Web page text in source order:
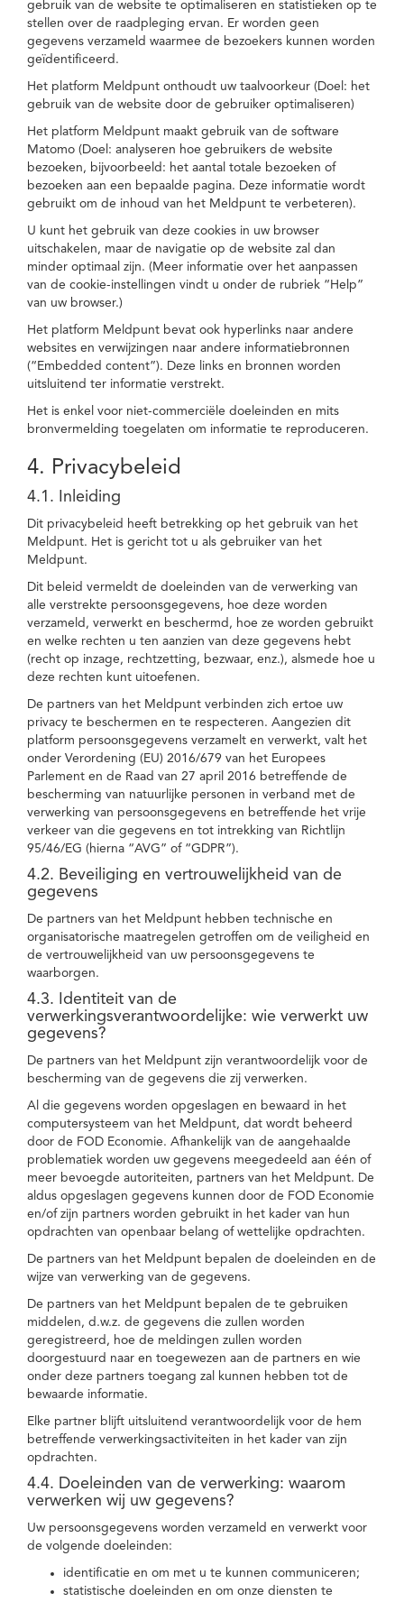
gebruik van de website te optimaliseren en statistieken op te
stellen over de raadpleging ervan. Er worden geen
gegevens verzameld waarmee de bezoekers kunnen worden
geïdentificeerd.
Het platform Meldpunt onthoudt uw taalvoorkeur (Doel: het
gebruik van de website door de gebruiker optimaliseren)
Het platform Meldpunt maakt gebruik van de software
Matomo (Doel: analyseren hoe gebruikers de website
bezoeken, bijvoorbeeld: het aantal totale bezoeken of
bezoeken aan een bepaalde pagina. Deze informatie wordt
gebruikt om de inhoud van het Meldpunt te verbeteren).
U kunt het gebruik van deze cookies in uw browser
uitschakelen, maar de navigatie op de website zal dan
minder optimaal zijn. (Meer informatie over het aanpassen
van de cookie-instellingen vindt u onder de rubriek “Help”
van uw browser.)
Het platform Meldpunt bevat ook hyperlinks naar andere
websites en verwijzingen naar andere informatiebronnen
(“Embedded content”). Deze links en bronnen worden
uitsluitend ter informatie verstrekt.
Het is enkel voor niet-commerciële doeleinden en mits
bronvermelding toegelaten om informatie te reproduceren.
4. Privacybeleid
4.1. Inleiding
Dit privacybeleid heeft betrekking op het gebruik van het
Meldpunt. Het is gericht tot u als gebruiker van het
Meldpunt.
Dit beleid vermeldt de doeleinden van de verwerking van
alle verstrekte persoonsgegevens, hoe deze worden
verzameld, verwerkt en beschermd, hoe ze worden gebruikt
en welke rechten u ten aanzien van deze gegevens hebt
(recht op inzage, rechtzetting, bezwaar, enz.), alsmede hoe u
deze rechten kunt uitoefenen.
De partners van het Meldpunt verbinden zich ertoe uw
privacy te beschermen en te respecteren. Aangezien dit
platform persoonsgegevens verzamelt en verwerkt, valt het
onder Verordening (EU) 2016/679 van het Europees
Parlement en de Raad van 27 april 2016 betreffende de
bescherming van natuurlijke personen in verband met de
verwerking van persoonsgegevens en betreffende het vrije
verkeer van die gegevens en tot intrekking van Richtlijn
95/46/EG (hierna “AVG” of “GDPR”).
4.2. Beveiliging en vertrouwelijkheid van de
gegevens
De partners van het Meldpunt hebben technische en
organisatorische maatregelen getroffen om de veiligheid en
de vertrouwelijkheid van uw persoonsgegevens te
waarborgen.
4.3. Identiteit van de
verwerkingsverantwoordelijke: wie verwerkt uw
gegevens?
De partners van het Meldpunt zijn verantwoordelijk voor de
bescherming van de gegevens die zij verwerken.
Al die gegevens worden opgeslagen en bewaard in het
computersysteem van het Meldpunt, dat wordt beheerd
door de FOD Economie. Afhankelijk van de aangehaalde
problematiek worden uw gegevens meegedeeld aan één of
meer bevoegde autoriteiten, partners van het Meldpunt. De
aldus opgeslagen gegevens kunnen door de FOD Economie
en/of zijn partners worden gebruikt in het kader van hun
opdrachten van openbaar belang of wettelijke opdrachten.
De partners van het Meldpunt bepalen de doeleinden en de
wijze van verwerking van de gegevens.
De partners van het Meldpunt bepalen de te gebruiken
middelen, d.w.z. de gegevens die zullen worden
geregistreerd, hoe de meldingen zullen worden
doorgestuurd naar en toegewezen aan de partners en wie
onder deze partners toegang zal kunnen hebben tot de
bewaarde informatie.
Elke partner blijft uitsluitend verantwoordelijk voor de hem
betreffende verwerkingsactiviteiten in het kader van zijn
opdrachten.
4.4. Doeleinden van de verwerking: waarom
verwerken wij uw gegevens?
Uw persoonsgegevens worden verzameld en verwerkt voor
de volgende doeleinden:
identificatie en om met u te kunnen communiceren;
statistische doeleinden en om onze diensten te